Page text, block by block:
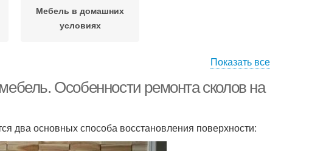
Мебель в домашних
условиях
Показать все
Особенности ремонта сколов на
два основных способа восстановления поверхности: